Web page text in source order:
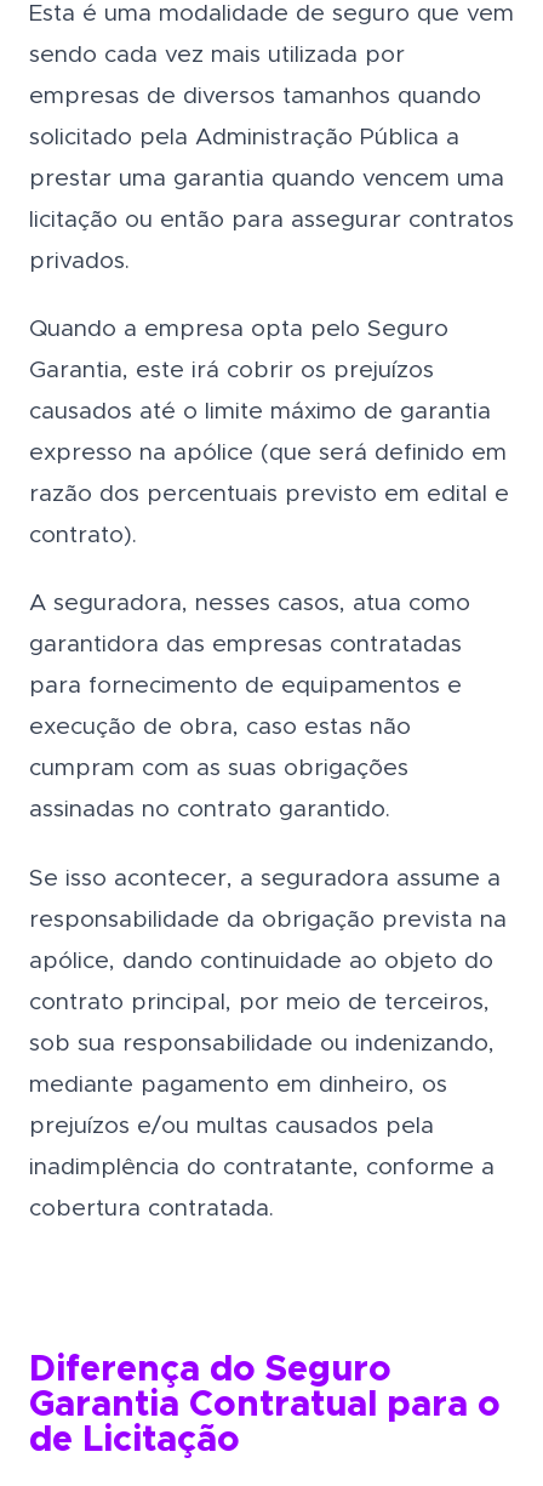
Esta é uma modalidade de seguro que vem
sendo cada vez mais utilizada por
empresas de diversos tamanhos quando
solicitado pela Administração Pública a
prestar uma garantia quando vencem uma
licitação ou então para assegurar contratos
privados.
Quando a empresa opta pelo Seguro
Garantia, este irá cobrir os prejuízos
causados até o limite máximo de garantia
expresso na apólice (que será definido em
razão dos percentuais previsto em edital e
contrato).
A seguradora, nesses casos, atua como
garantidora das empresas contratadas
para fornecimento de equipamentos e
execução de obra, caso estas não
cumpram com as suas obrigações
assinadas no contrato garantido.
Se isso acontecer, a seguradora assume a
responsabilidade da obrigação prevista na
apólice, dando continuidade ao objeto do
contrato principal, por meio de terceiros,
sob sua responsabilidade ou indenizando,
mediante pagamento em dinheiro, os
prejuízos e/ou multas causados pela
inadimplência do contratante, conforme a
cobertura contratada.
Diferença do Seguro
Garantia Contratual para o
de Licitação